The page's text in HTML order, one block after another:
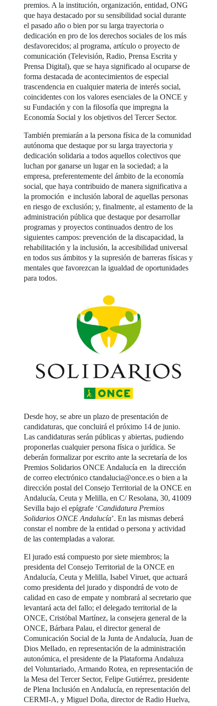
premios. A la institución, organización, entidad, ONG
que haya destacado por su sensibilidad social durante
el pasado año o bien por su larga trayectoria o
dedicación en pro de los derechos sociales de los más
desfavorecidos; al programa, artículo o proyecto de
comunicación (Televisión, Radio, Prensa Escrita y
Prensa Digital), que se haya significado al ocuparse de
forma destacada de acontecimientos de especial
trascendencia en cualquier materia de interés social,
coincidentes con los valores esenciales de la ONCE y
su Fundación y con la filosofía que impregna la
Economía Social y los objetivos del Tercer Sector.
También premiarán a la persona física de la comunidad
autónoma que destaque por su larga trayectoria y
dedicación solidaria a todos aquellos colectivos que
luchan por ganarse un lugar en la sociedad; a la
empresa, preferentemente del ámbito de la economía
social, que haya contribuido de manera significativa a
la promoción e inclusión laboral de aquellas personas
en riesgo de exclusión; y, finalmente, al estamento de la
administración pública que destaque por desarrollar
programas y proyectos continuados dentro de los
siguientes campos: prevención de la discapacidad, la
rehabilitación y la inclusión, la accesibilidad universal
en todos sus ámbitos y la supresión de barreras físicas y
mentales que favorezcan la igualdad de oportunidades
para todos.
Desde hoy, se abre un plazo de presentación de
candidaturas, que concluirá el próximo 14 de junio.
Las candidaturas serán públicas y abiertas, pudiendo
proponerlas cualquier persona física o jurídica. Se
deberán formalizar por escrito ante la secretaría de los
Premios Solidarios ONCE Andalucía en la dirección
de correo electrónico ctandalucia@once.es o bien a la
dirección postal del Consejo Territorial de la ONCE en
Andalucía, Ceuta y Melilla, en C/ Resolana, 30, 41009
Sevilla bajo el epígrafe ‘Candidatura Premios
Solidarios ONCE Andalucía’. En las mismas deberá
constar el nombre de la entidad o persona y actividad
de las contempladas a valorar.
El jurado está compuesto por siete miembros; la
presidenta del Consejo Territorial de la ONCE en
Andalucía, Ceuta y Melilla, Isabel Viruet, que actuará
como presidenta del jurado y dispondrá de voto de
calidad en caso de empate y nombrará al secretario que
levantará acta del fallo; el delegado territorial de la
ONCE, Cristóbal Martínez, la consejera general de la
ONCE, Bárbara Palau, el director general de
Comunicación Social de la Junta de Andalucía, Juan de
Dios Mellado, en representación de la administración
autonómica, el presidente de la Plataforma Andaluza
del Voluntariado, Armando Rotea, en representación de
la Mesa del Tercer Sector, Felipe Gutiérrez, presidente
de Plena Inclusión en Andalucía, en representación del
CERMI-A, y Miguel Doña, director de Radio Huelva,